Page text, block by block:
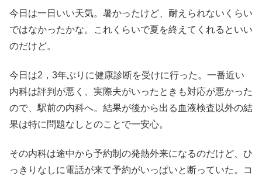
今日は一日いい天気。暑かったけど、耐えられないくらい
ではなかったかな。これくらいで夏を終えてくれるといい
のだけど。
今日は2，3年ぶりに健康診断を受けに行った。一番近い
内科は評判が悪く、実際夫がいったときも対応が悪かった
ので、駅前の内科へ。結果が後から出る血液検査以外の結
果は特に問題なしとのことで一安心。
その内科は途中から予約制の発熱外来になるのだけど、ひ
っきりなしに電話が来て予約がいっぱいと断っていた。コ